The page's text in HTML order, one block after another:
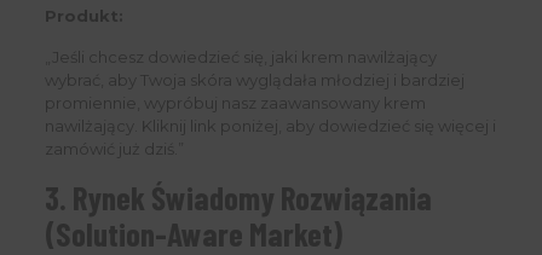
Produkt:
„Jeśli chcesz dowiedzieć się, jaki krem nawilżający
wybrać, aby Twoja skóra wyglądała młodziej i bardziej
promiennie, wypróbuj nasz zaawansowany krem
nawilżający. Kliknij link poniżej, aby dowiedzieć się więcej i
zamówić już dziś.”
3. Rynek Świadomy Rozwiązania
(Solution-Aware Market)